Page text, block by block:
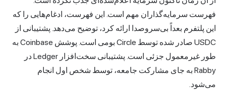
فهرست سرمایه‌گذاران مهم است. این فهرست، ادغام‌هایی را که
این پلتفرم بعداً بی‌سروصدا ارائه کرد، توضیح می‌دهد. پشتیبانی از
USDC صادر شده توسط Circle بومی است. پوشش Coinbase به
طور غیرمعمول جزئی است. پشتیبانی سخت‌افزار Ledger در
Rabby به جای مشارکت جامعه، توسط شخص اول انجام
می‌شود.